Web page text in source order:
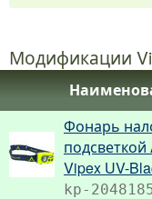
Модификации
Фонарь
подсветкой
Vipex UV-
kp-